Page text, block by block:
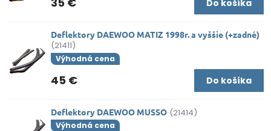
Do košíka
Deflektory DAEWOO MATIZ 1998r. a vyššie (+zadné)
(21411)
Výhodná cena
45 € Do košíka
Deflektory DAEWOO MUSSO (21414)
Výhodná cena